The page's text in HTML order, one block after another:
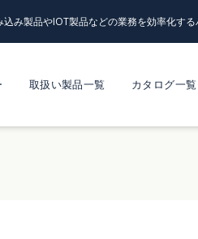
込み製品やIOT製品などの業務を効率化す
取扱い製品一覧 カタログ一覧